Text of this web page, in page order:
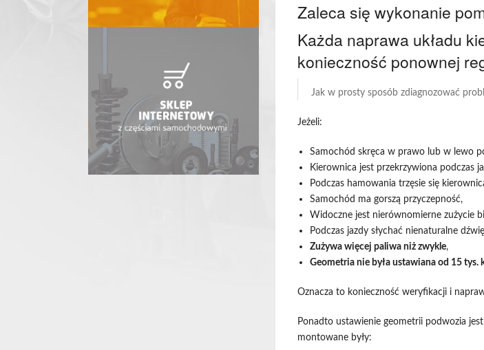
Zaleca się wykonanie
Każda naprawa układu
konieczność ponownej
Jak w prosty sposób zdiagnozować
Jeżeli:
Samochód skręca w prawo lub w lewo
Kierownica jest przekrzywiona podczas
Podczas hamowania trzęsie się
Samochód ma gorszą przyczepność,
Widoczne jest nierównomierne zużycie
Podczas jazdy słychać nienaturalne
Zużywa więcej paliwa niż zwykle,
Geometria nie była ustawiana od 15 tys.
Oznacza to konieczność weryfikacji i
Ponadto ustawienie geometrii podwozia
montowane były: